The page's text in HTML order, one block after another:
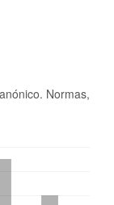
Normas,